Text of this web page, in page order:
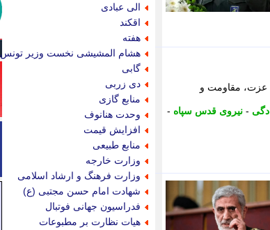
عزت، مقاومت و
- نیروی قدس سپاه -
الی عبادی
اقکند
هفته
هشام المشیشی نخست وزیر تونس
گابی
دی زربی
منابع گازی
وحدت هنانوف
افزایش قیمت
منابع طبیعی
وزارت خارجه
وزارت فرهنگ و ارشاد اسلامی
شهادت امام حسن مجتبی (ع)
فدراسیون جهانی فوتبال
هیات نظارت بر مطبوعات